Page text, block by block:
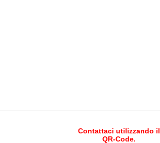
Contattaci utilizzando il
QR-Code.